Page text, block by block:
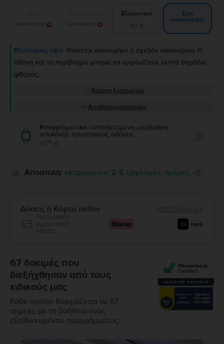
Ειδοποίησε με! Ειδοποίησε με!
Εξαιρετικό
-10 €
Σαν
καινούργιο
Εξωτερική όψη: Φαίνεται καινούργιο ή σχεδόν καινούργιο. Η
οθόνη και το περίβλημα μπορεί να εμφανίζουν λεπτά σημάδια
φθοράς.
Άριστη λειτουργία
Απόδοση μπαταρίας
Επαγγελματικά τοποθετημένη μεμβράνη
σιλικόνης προστασίας οθόνης
14
€
Αποστολή: εκτιμώμενος 2-5 εργάσιμες ημέρες
Δόσεις ή Κάρτα online
Πιστωτική/
Χρεωστική
κάρτα
67 δοκιμές που
διεξήχθησαν από τους
ειδικούς μας
Κάθε προϊόν δοκιμάζεται σε 67
σημεία, με τη βοήθεια ενός
εξειδικευμένου προγράμματος.